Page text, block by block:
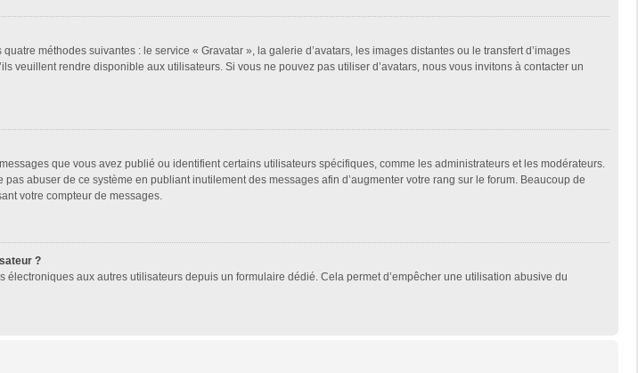
méthodes suivantes : le service « Gravatar », la galerie d’avatars, les images distantes ou le transfert d’images
veuillent rendre disponible aux utilisateurs. Si vous ne pouvez pas utiliser d’avatars, nous vous invitons à contacter un
que vous avez publié ou identifient certains utilisateurs spécifiques, comme les administrateurs et les modérateurs.
abuser de ce système en publiant inutilement des messages afin d’augmenter votre rang sur le forum. Beaucoup de
votre compteur de messages.
?
aux autres utilisateurs depuis un formulaire dédié. Cela permet d’empêcher une utilisation abusive du